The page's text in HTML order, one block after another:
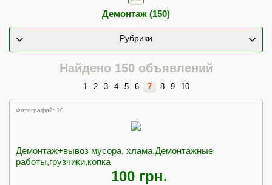
Демонтаж (150)
Рубрики
Найдено 150 объявлений
1 2 3 4 5 6 7 8 9 10
Фотографий: 10
Демонтаж+вывоз мусора, хлама.Демонтажные
работы,грузчики,копка
100 грн.